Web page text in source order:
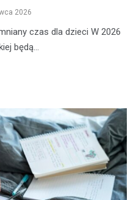
2026
czas dla dzieci W 2026
będą…